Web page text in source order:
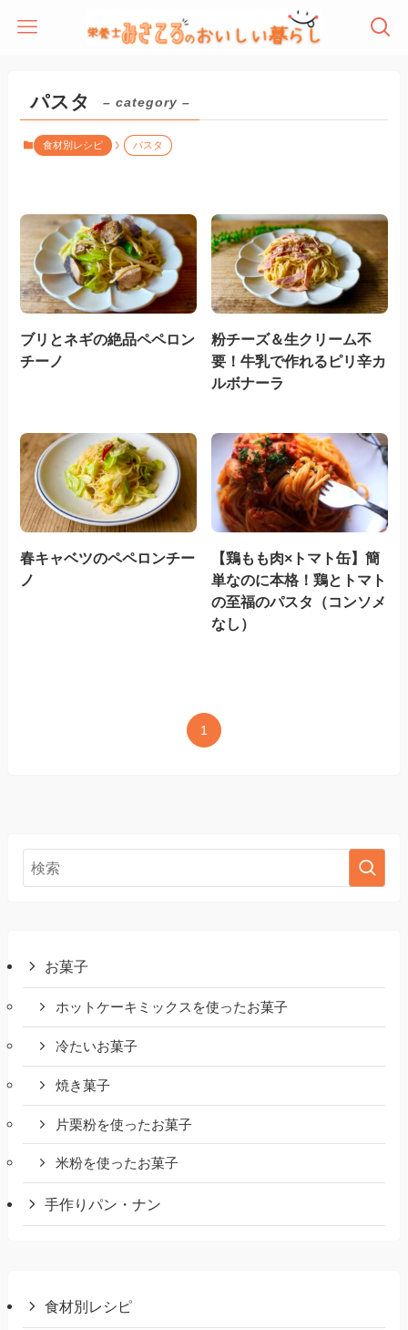
パスタ – category –
食材別レシピ パスタ
ブリとネギの絶品ペペロン
チーノ
粉チーズ＆生クリーム不
要！牛乳で作れるピリ辛カ
ルボナーラ
春キャベツのペペロンチー
ノ
【鶏もも肉×トマト缶】簡
単なのに本格！鶏とトマト
の至福のパスタ（コンソメ
なし）
1
お菓子
ホットケーキミックスを使ったお菓子
冷たいお菓子
焼き菓子
片栗粉を使ったお菓子
米粉を使ったお菓子
手作りパン・ナン
食材別レシピ